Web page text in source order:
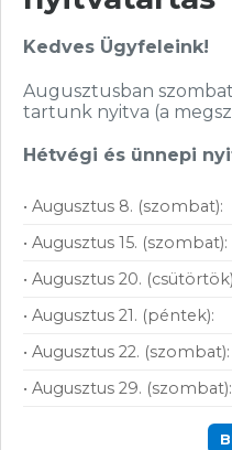
Hírlevelünkről
adatkezelési
Kedves Ügyfeleink!
Augusztusban
tartunk nyitva (a
Hétvégi és ünnepi
• Augusztus 8. (szombat):
• Augusztus 15. (szombat):
• Augusztus 20.
• Augusztus 21. (péntek):
• Augusztus 22. (szombat):
• Augusztus 29. (szombat):